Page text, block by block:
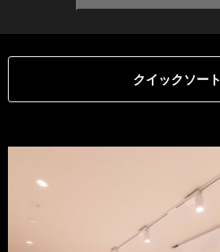
クイックソート